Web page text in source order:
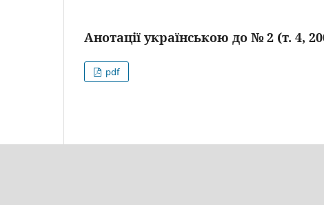
Анотації українською до № 2 (т. 4,
pdf